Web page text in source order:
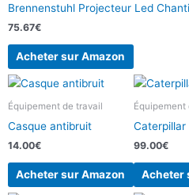
Brennenstuhl Projecteur Led
75.67€
Acheter sur Amazon
Équipement de travail
Casque antibruit
14.00€
Acheter sur Amazon
Équipement
Caterpillar
99.00€
Acheter